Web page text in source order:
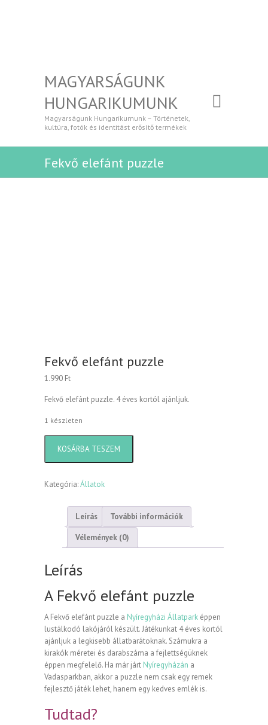
MAGYARSÁGUNK
HUNGARIKUMUNK
Magyarságunk Hungarikumunk – Történetek,
kultúra, fotók és identitást erősítő termékek
Fekvő elefánt puzzle
Fekvő elefánt puzzle
1.990 Ft
Fekvő elefánt puzzle. 4 éves kortól ajánljuk.
1 készleten
elefánt
puzzle
KOSÁRBA TESZEM
Kategória:Állatok
Leírás További információk
Vélemények (0)
Leírás
A Fekvő elefánt puzzle
A Fekvő elefánt puzzle a Nyíregyházi Állatpark éppen
lustálkodó lakójáról készült. Játékunkat 4 éves kortól
ajánljuk a legkisebb állatbarátoknak. Számukra a
kirakók méretei és darabszáma a fejlettségüknek
éppen megfelelő. Ha már járt Nyíregyházán a
Vadasparkban, akkor a puzzle nem csak egy remek
fejlesztő játék lehet, hanem egy kedves emlék is.
Tudtad?